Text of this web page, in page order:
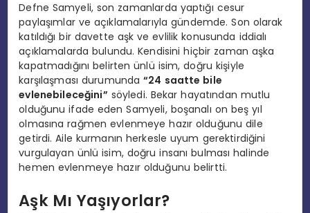
Defne Samyeli, son zamanlarda yaptığı cesur
paylaşımlar ve açıklamalarıyla gündemde. Son olarak
katıldığı bir davette aşk ve evlilik konusunda iddialı
açıklamalarda bulundu. Kendisini hiçbir zaman aşka
kapatmadığını belirten ünlü isim, doğru kişiyle
karşılaşması durumunda“24 saatte bile
evlenebileceğini” söyledi. Bekar hayatından mutlu
olduğunu ifade eden Samyeli, boşanalı on beş yıl
olmasına rağmen evlenmeye hazır olduğunu dile
getirdi. Aile kurmanın herkesle uyum gerektirdiğini
vurgulayan ünlü isim, doğru insanı bulması halinde
hemen evlenmeye hazır olduğunu belirtti.
Aşk Mı Yaşıyorlar?